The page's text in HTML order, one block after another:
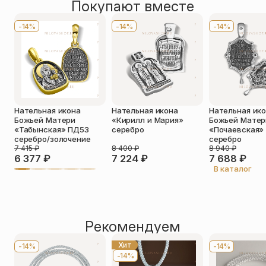
Оставить отзыв
Телефон *
Отзыв*
Прикрепить фото
Покупают вместе
-14%
Нательная икона
Божьей Матери
«Табынская» ПД53
серебро/золочение
6 377 ₽
7 415₽
-14%
Нательная икона
«Кирилл и Мария»
серебро
7 224 ₽
8 400₽
-14%
Нательная
Божьей
серебро
7 688 ₽
8 940₽
В каталог
Рекомендуем
-14%
Хит
-14%
-14%